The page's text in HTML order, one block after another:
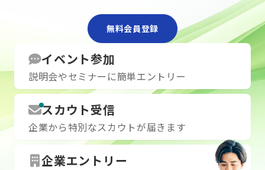
※提出方法：ご予約後にご案内いたし
ます。ご登録のメールアドレスに、提
出方法などを記載したメールをお送り
いたします。
◆当日の準備物
・解答用紙2種（※事前にURLを送付い
たします。ダウンロードし印刷した状
態でお手元にご準備ください。事前記
入不要。）
・シャープペンシル・消しゴム・ボー
ルペン（ゲルインキ不可）・時計
無料会員登録
イベント参加
説明会やセミナーに簡単エントリー
スカウト受信
企業から特別なスカウトが届きます
企業エントリー